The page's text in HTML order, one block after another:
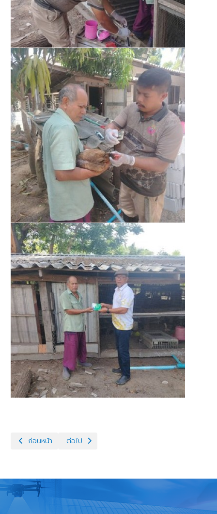
เนื้อหาก่อนหน้า: ปศุสัตว์อำเภอยะรัง ตรวจเยี่ยมและติดตามโครงการ
ก่อนหน้า เนื้อหาถัดไป: ร่วมจัดกิจกรรมจิตอาสาบำเพ็ญสาธา
ต่อไป